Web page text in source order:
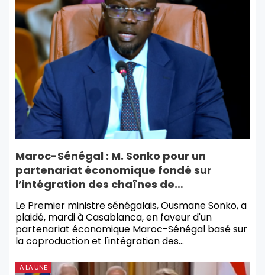
Maroc-Sénégal : M. Sonko pour un
partenariat économique fondé sur
l’intégration des chaînes de…
Le Premier ministre sénégalais, Ousmane Sonko, a
plaidé, mardi à Casablanca, en faveur d'un
partenariat économique Maroc-Sénégal basé sur
la coproduction et l'intégration des…
A LA UNE